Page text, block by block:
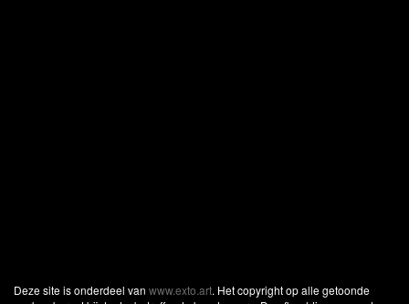
Deze site is onderdeel van www.exto.art. Het copyright op alle getoonde